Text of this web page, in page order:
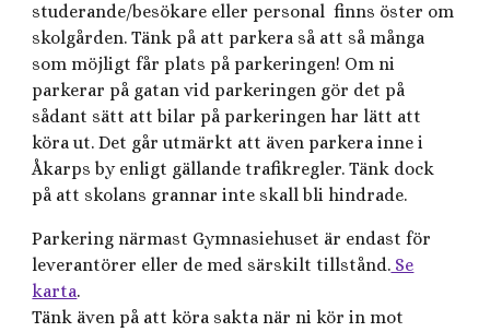
studerande/besökare eller personal finns öster om
skolgården. Tänk på att parkera så att så många
som möjligt får plats på parkeringen! Om ni
parkerar på gatan vid parkeringen gör det på
sådant sätt att bilar på parkeringen har lätt att
köra ut. Det går utmärkt att även parkera inne i
Åkarps by enligt gällande trafikregler. Tänk dock
på att skolans grannar inte skall bli hindrade.
Parkering närmast Gymnasiehuset är endast för
leverantörer eller de med särskilt tillstånd. Se
karta.
Tänk även på att köra sakta när ni kör in mot